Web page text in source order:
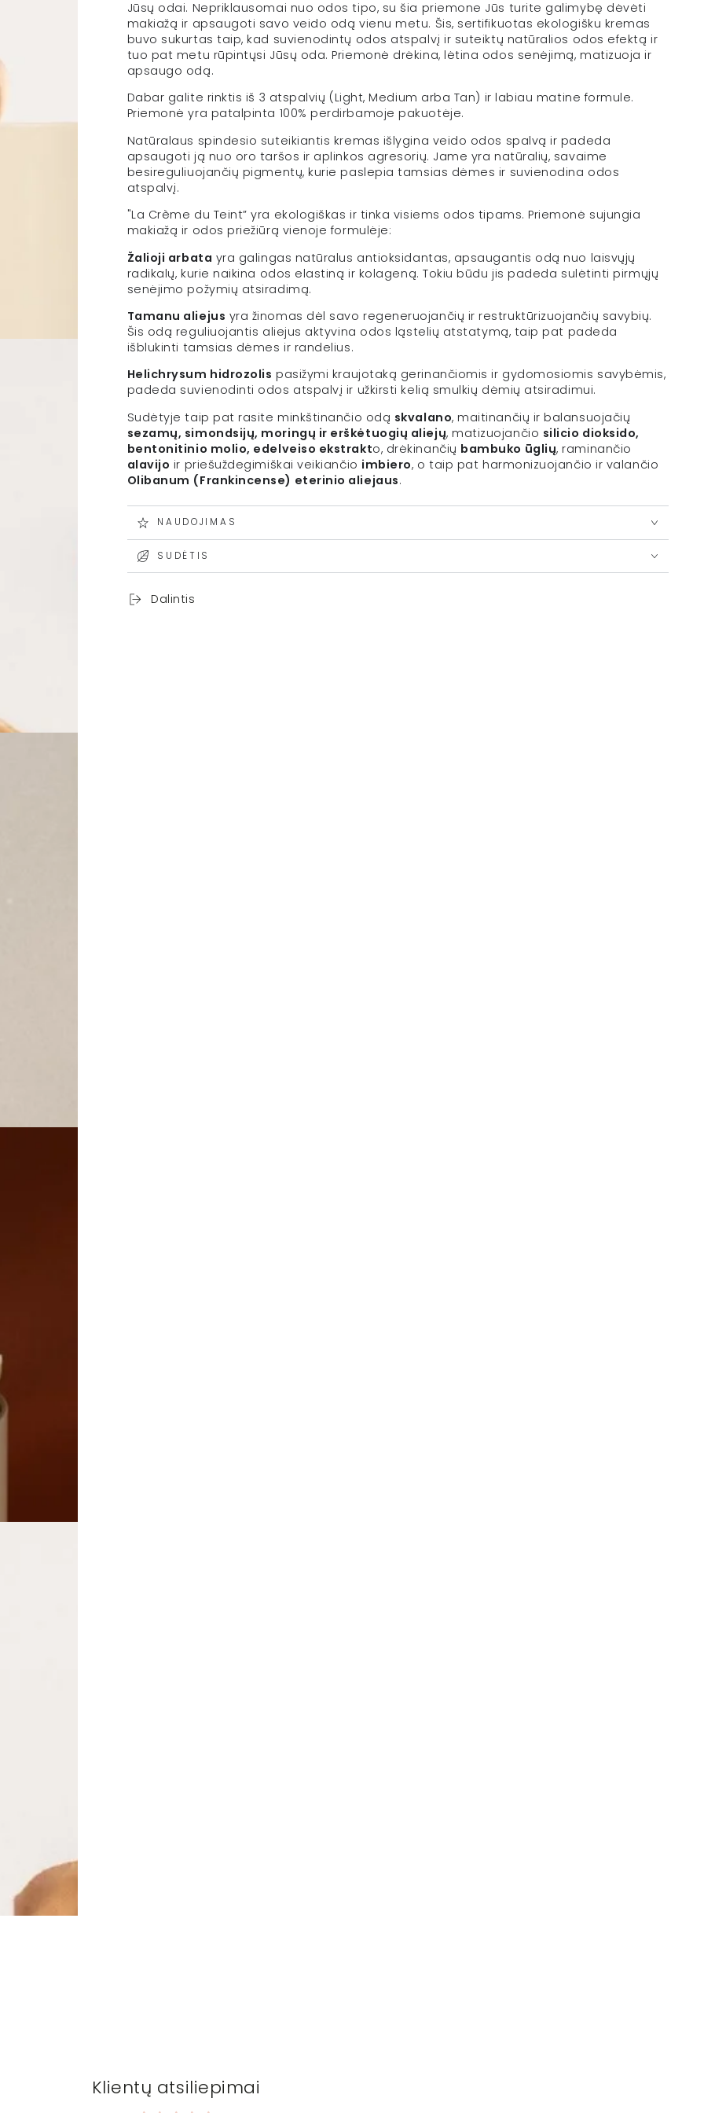
ml
kiekį
ml
kiekį
Jūsų odai. Nepriklausomai nuo odos tipo, su šia priemone Jūs turite galimybę dėvėti
makiažą ir apsaugoti savo veido odą vienu metu. Šis, sertifikuotas ekologišku kremas
buvo sukurtas taip, kad suvienodintų odos atspalvį ir suteiktų natūralios odos efektą ir
tuo pat metu rūpintųsi Jūsų oda. Priemonė drėkina, lėtina odos senėjimą, matizuoja ir
apsaugo odą.
Dabar galite rinktis iš 3 atspalvių (Light, Medium arba Tan) ir labiau matine formule.
Priemonė yra patalpinta 100% perdirbamoje pakuotėje.
Natūralaus spindesio suteikiantis kremas išlygina veido odos spalvą ir padeda
apsaugoti ją nuo oro taršos ir aplinkos agresorių. Jame yra natūralių, savaime
besireguliuojančių pigmentų, kurie paslepia tamsias dėmes ir suvienodina odos
atspalvį.
"La Crème du Teint” yra ekologiškas ir tinka visiems odos tipams. Priemonė sujungia
makiažą ir odos priežiūrą vienoje formulėje:
Žalioji arbata yra galingas natūralus antioksidantas, apsaugantis odą nuo laisvųjų
radikalų, kurie naikina odos elastiną ir kolageną. Tokiu būdu jis padeda sulėtinti pirmųjų
senėjimo požymių atsiradimą.
Tamanu aliejus yra žinomas dėl savo regeneruojančių ir restruktūrizuojančių savybių.
Šis odą reguliuojantis aliejus aktyvina odos ląstelių atstatymą, taip pat padeda
išblukinti tamsias dėmes ir randelius.
Helichrysum hidrozolis pasižymi kraujotaką gerinančiomis ir gydomosiomis savybėmis,
padeda suvienodinti odos atspalvį ir užkirsti kelią smulkių dėmių atsiradimui.
Sudėtyje taip pat rasite minkštinančio odą skvalano, maitinančių ir balansuojačių
sezamų, simondsijų, moringų ir erškėtuogių aliejų, matizuojančio silicio dioksido,
bentonitinio molio, edelveiso ekstrakto, drėkinančių bambuko ūglių, raminančio
alavijo ir priešuždegimiškai veikiančio imbiero, o taip pat harmonizuojančio ir valančio
Olibanum (Frankincense) eterinio aliejaus.
NAUDOJIMAS
SUDĖTIS
Dalintis
Klientų atsiliepimai